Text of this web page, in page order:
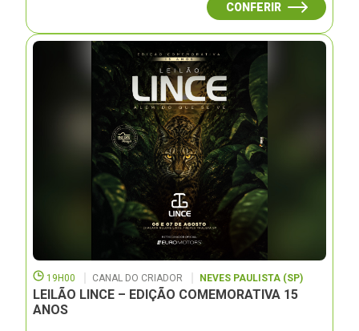
CONFERIR
19H00 CANAL DO CRIADOR NEVES PAULISTA (SP)
LEILÃO LINCE – EDIÇÃO COMEMORATIVA 15
ANOS